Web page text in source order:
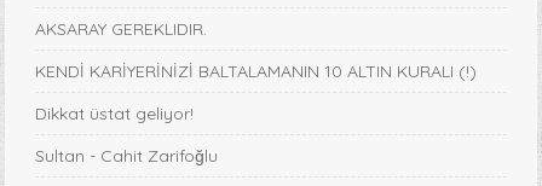
AKSARAY GEREKLIDIR.
KENDİ KARİYERİNİZİ BALTALAMANIN 10 ALTIN KURALI (!)
Dikkat üstat geliyor!
Sultan - Cahit Zarifoğlu